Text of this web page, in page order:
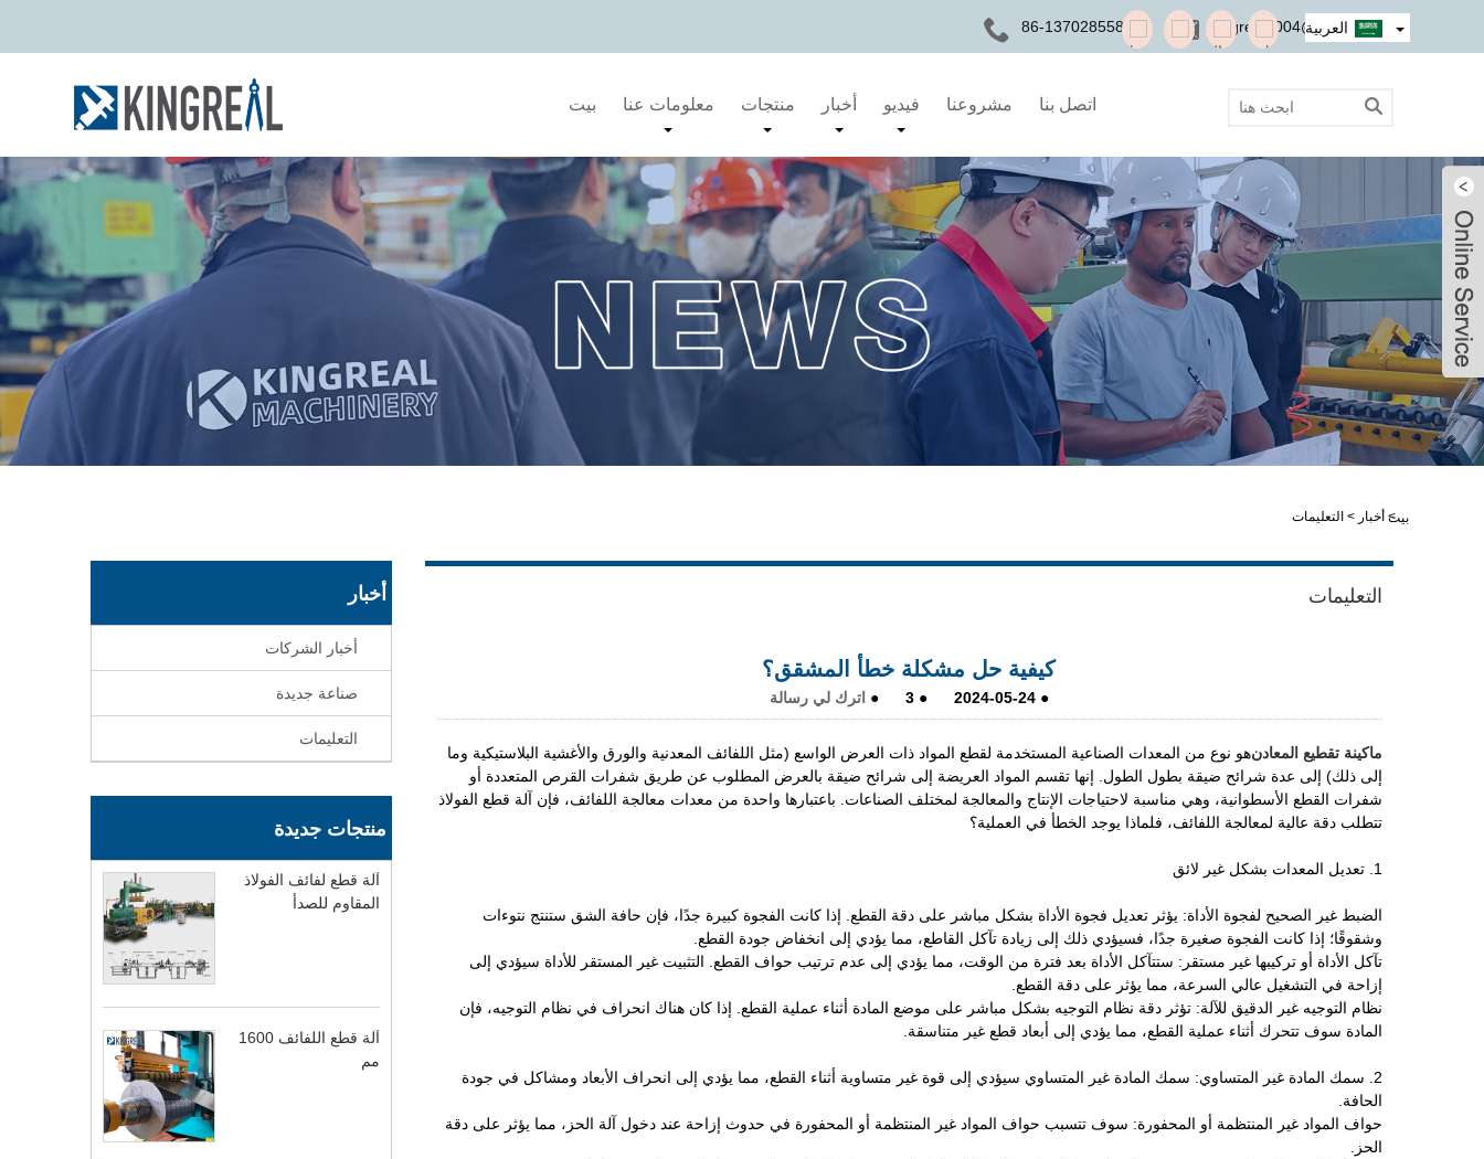
+86-13702855825 kingreal2004@gmail.com
العربية
بيت معلومات عنا منتجات أخبار فيديو مشروعنا اتصل بنا
بيت
> أخبار > التعليمات
أخبار
أخبار الشركات
صناعة جديدة
التعليمات
منتجات جديدة
آلة قطع لفائف الفولاذ
المقاوم للصدأ
آلة قطع اللفائف 1600
مم
التعليمات
كيفية حل مشكلة خطأ المشقق؟
●
2024-05-24
●
3
● اترك لي رسالة
ماكينة تقطيع المعادنهو نوع من المعدات الصناعية المستخدمة لقطع المواد ذات العرض الواسع (مثل اللفائف المعدنية والورق والأغشية البلاستيكية وما
إلى ذلك) إلى عدة شرائح ضيقة بطول الطول. إنها تقسم المواد العريضة إلى شرائح ضيقة بالعرض المطلوب عن طريق شفرات القرص المتعددة أو
شفرات القطع الأسطوانية، وهي مناسبة لاحتياجات الإنتاج والمعالجة لمختلف الصناعات. باعتبارها واحدة من معدات معالجة اللفائف، فإن آلة قطع الفولاذ
تتطلب دقة عالية لمعالجة اللفائف، فلماذا يوجد الخطأ في العملية؟
1. تعديل المعدات بشكل غير لائق
الضبط غير الصحيح لفجوة الأداة: يؤثر تعديل فجوة الأداة بشكل مباشر على دقة القطع. إذا كانت الفجوة كبيرة جدًا، فإن حافة الشق ستنتج نتوءات
وشقوقًا؛ إذا كانت الفجوة صغيرة جدًا، فسيؤدي ذلك إلى زيادة تآكل القاطع، مما يؤدي إلى انخفاض جودة القطع.
تآكل الأداة أو تركيبها غير مستقر: ستتآكل الأداة بعد فترة من الوقت، مما يؤدي إلى عدم ترتيب حواف القطع. التثبيت غير المستقر للأداة سيؤدي إلى
إزاحة في التشغيل عالي السرعة، مما يؤثر على دقة القطع.
نظام التوجيه غير الدقيق للآلة: تؤثر دقة نظام التوجيه بشكل مباشر على موضع المادة أثناء عملية القطع. إذا كان هناك انحراف في نظام التوجيه، فإن
المادة سوف تتحرك أثناء عملية القطع، مما يؤدي إلى أبعاد قطع غير متناسقة.
2. سمك المادة غير المتساوي: سمك المادة غير المتساوي سيؤدي إلى قوة غير متساوية أثناء القطع، مما يؤدي إلى انحراف الأبعاد ومشاكل في جودة
الحافة.
حواف المواد غير المنتظمة أو المحفورة: سوف تتسبب حواف المواد غير المنتظمة أو المحفورة في حدوث إزاحة عند دخول آلة الحز، مما يؤثر على دقة
الحز.
Mr. Tanjie
Mr. Tanjie